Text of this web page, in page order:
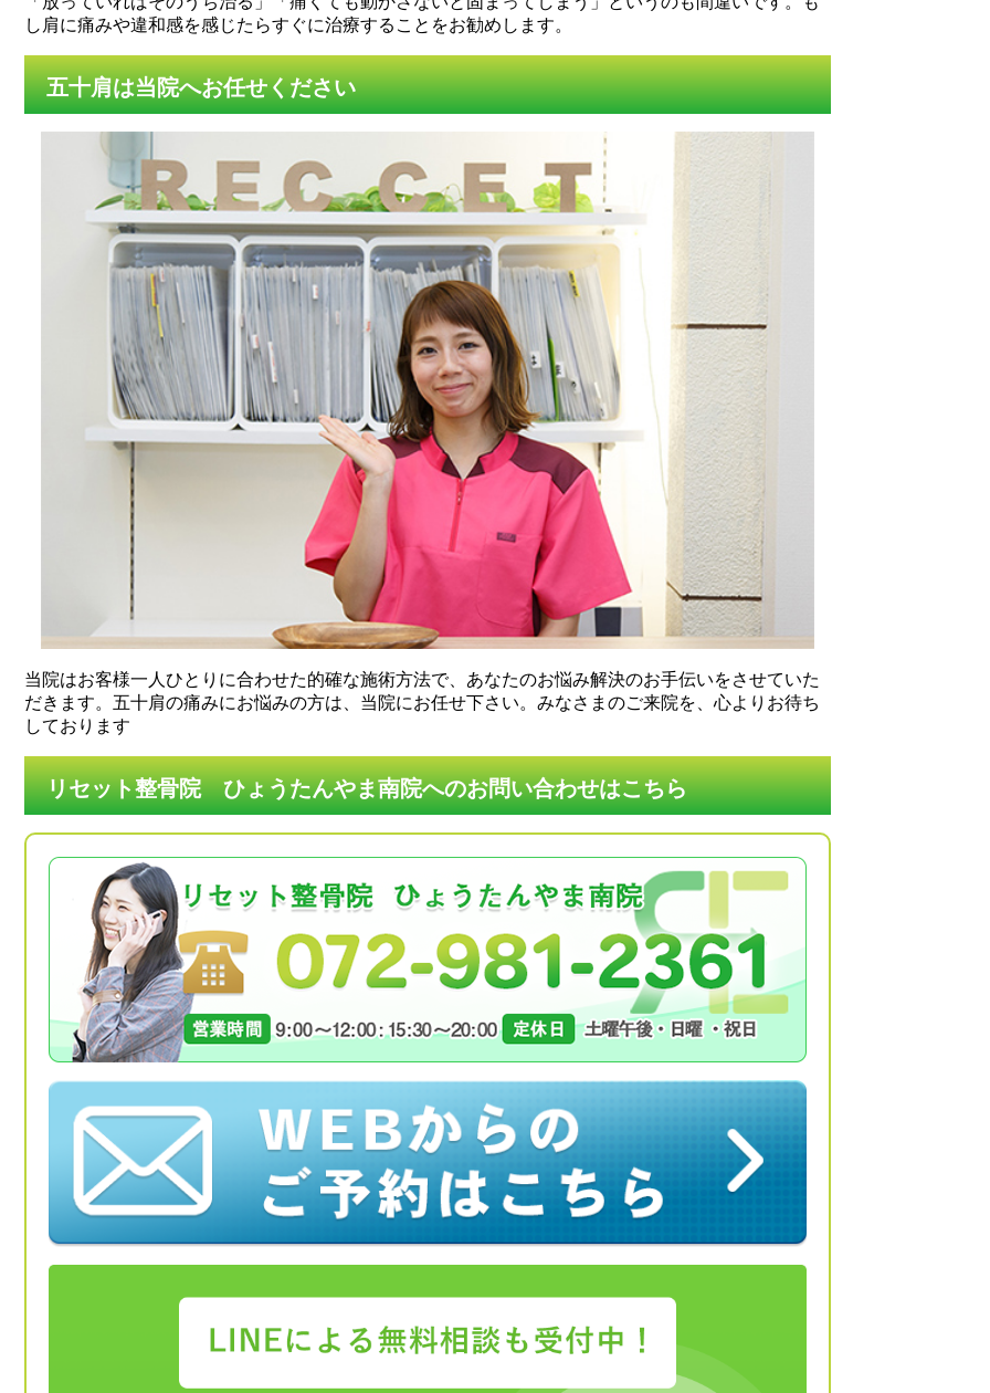
し肩に痛みや違和感を感じたらすぐに治療することをお勧めします。
五十肩は当院へお任せください
当院はお客様一人ひとりに合わせた的確な施術方法で、あなたのお悩み解決のお手伝いをさせていた
だきます。五十肩の痛みにお悩みの方は、当院にお任せ下さい。みなさまのご来院を、心よりお待ち
しております
リセット整骨院 ひょうたんやま南院へのお問い合わせはこちら